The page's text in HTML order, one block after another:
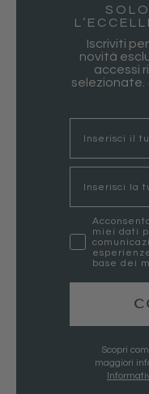
Iscriviti
novità
accessi
selezionate.
marketing
miei dati
base dei
Scopri
maggiori